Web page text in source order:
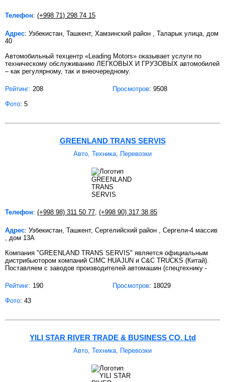
Телефон: (+998 71) 298 74 15
Адрес: Узбекистан, Ташкент, Хамзинский район , Таларык улица, дом
40
Автомобильный техцентр «Leading Motors» оказывает услуги по
техническому обслуживанию ЛЕГКОВЫХ И ГРУЗОВЫХ автомобилей
– как регулярному, так и внеочередному.
Рейтинг: 208 Просмотров: 9508
Фото: 5
GREENLAND TRANS SERVIS
Авто, Техника, Перевозки
Телефон: (+998 98) 311 50 77, (+998 90) 317 38 85
Адрес: Узбекистан, Ташкент, Сергелийский район , Сергели-4 массив
, дом 13А
Компания "GREENLAND TRANS SERVIS" является официальным
дистрибьютором компаний CIMC HUAJUN и C&C TRUCKS (Китай).
Поставляем с заводов производителей автомашин (спецтехнику -
Рейтинг: 190 Просмотров: 18029
Фото: 43
YILI STAR RIVER TRADE & BUSINESS CO. Ltd
Авто, Техника, Перевозки